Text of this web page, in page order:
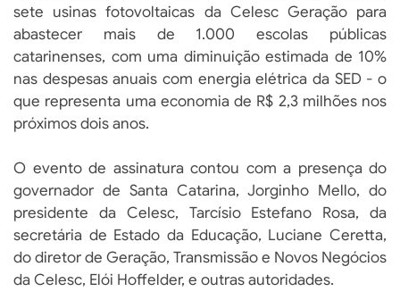
sete usinas fotovoltaicas da Celesc Geração para
abastecer mais de 1.000 escolas públicas
catarinenses, com uma diminuição estimada de 10%
nas despesas anuais com energia elétrica da SED - o
que representa uma economia de R$ 2,3 milhões nos
próximos dois anos.
O evento de assinatura contou com a presença do
governador de Santa Catarina, Jorginho Mello, do
presidente da Celesc, Tarcísio Estefano Rosa, da
secretária de Estado da Educação, Luciane Ceretta,
do diretor de Geração, Transmissão e Novos Negócios
da Celesc, Elói Hoffelder, e outras autoridades.